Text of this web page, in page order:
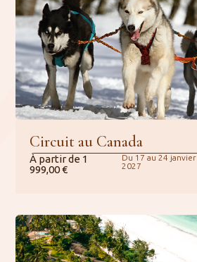
Circuit au Canada
À partir de 1
999,00€
Du 17 au 24 janvier
2027